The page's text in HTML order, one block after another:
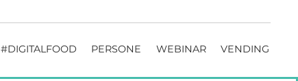
#DIGITALFOOD PERSONE WEBINAR VENDING